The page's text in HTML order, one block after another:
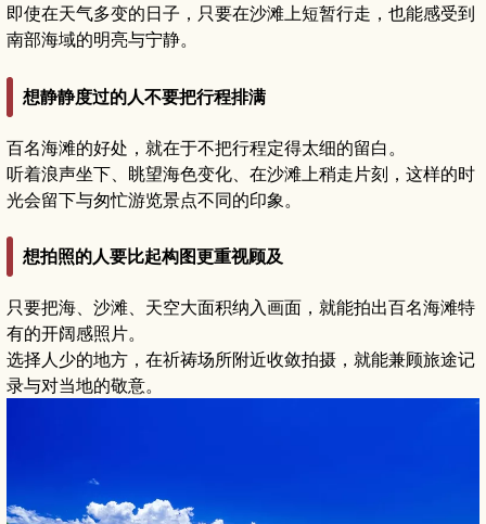
即使在天气多变的日子，只要在沙滩上短暂行走，也能感受到
南部海域的明亮与宁静。
想静静度过的人不要把行程排满
百名海滩的好处，就在于不把行程定得太细的留白。
听着浪声坐下、眺望海色变化、在沙滩上稍走片刻，这样的时
光会留下与匆忙游览景点不同的印象。
想拍照的人要比起构图更重视顾及
只要把海、沙滩、天空大面积纳入画面，就能拍出百名海滩特
有的开阔感照片。
选择人少的地方，在祈祷场所附近收敛拍摄，就能兼顾旅途记
录与对当地的敬意。